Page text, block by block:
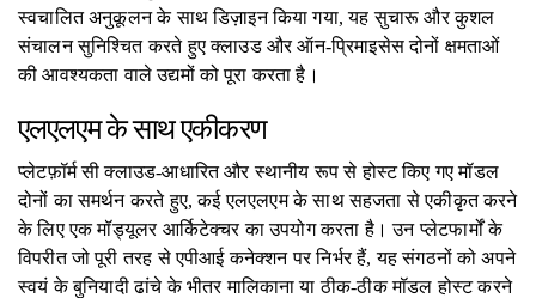
स्वचालित अनुकूलन के साथ डिज़ाइन किया गया, यह सुचारू और कुशल
संचालन सुनिश्चित करते हुए क्लाउड और ऑन-प्रिमाइसेस दोनों क्षमताओं
की आवश्यकता वाले उद्यमों को पूरा करता है।
एलएलएम के साथ एकीकरण
प्लेटफ़ॉर्म सी क्लाउड-आधारित और स्थानीय रूप से होस्ट किए गए मॉडल
दोनों का समर्थन करते हुए, कई एलएलएम के साथ सहजता से एकीकृत करने
के लिए एक मॉड्यूलर आर्किटेक्चर का उपयोग करता है। उन प्लेटफार्मों के
विपरीत जो पूरी तरह से एपीआई कनेक्शन पर निर्भर हैं, यह संगठनों को अपने
स्वयं के बुनियादी ढांचे के भीतर मालिकाना या ठीक-ठीक मॉडल होस्ट करने